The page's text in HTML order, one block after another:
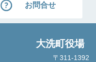
お問合せ
大洗町役場
〒311-1392